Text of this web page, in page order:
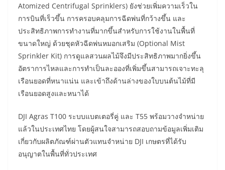
Atomized Centrifugal Sprinklers) ยังช่วยเพิ่มความเร็วใน
การบินที่เร็วขึ้น การครอบคลุมการฉีดพ่นที่กว้างขึ้น และ
ประสิทธิภาพการทำงานที่มากขึ้นสำหรับการใช้งานในพื้นที่
ขนาดใหญ่ ด้วยชุดหัวฉีดพ่นหมอกเสริม (Optional Mist
Sprinkler Kit) การดูแลสวนผลไม้จึงมีประสิทธิภาพมากยิ่งขึ้น
อัตราการไหลและการทำเป็นละอองที่เพิ่มขึ้นสามารถเจาะทะลุ
เรือนยอดที่หนาแน่น และเข้าถึงด้านล่างของใบบนต้นไม้ที่มี
เรือนยอดสูงและหนาได้
DJI Agras T100 ระบบแบตเตอรี่คู่ และ T55 พร้อมวางจำหน่าย
แล้วในประเทศไทย โดยผู้สนใจสามารถสอบถามข้อมูลเพิ่มเติม
เกี่ยวกับผลิตภัณฑ์ผ่านตัวแทนจำหน่าย DJI เกษตรที่ได้รับ
อนุญาตในพื้นที่ทั่วประเทศ